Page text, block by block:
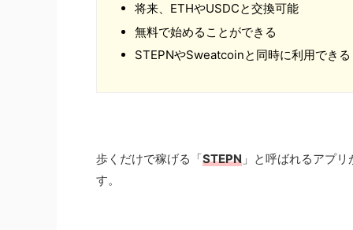
将来、ETHやUSDCと交換可能
無料で始めることができる
STEPNやSweatcoinと同時に利用できる
歩くだけで稼げる「STEPN 」と呼ばれるアプ
す。